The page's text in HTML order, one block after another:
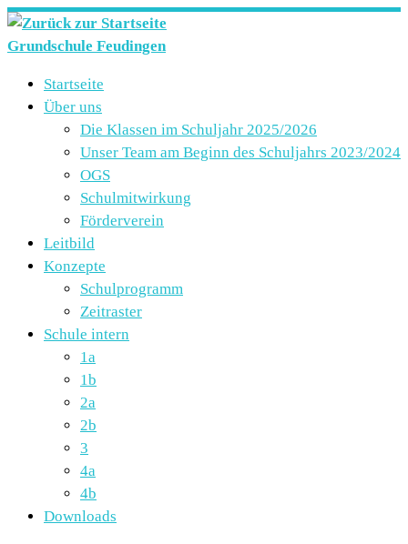
Zum
Inhalt
Grundschule Feudingen
Startseite
Über uns
Die Klassen im Schuljahr 2025/2026
Unser Team am Beginn des Schuljahrs 2023/2024
OGS
Schulmitwirkung
Förderverein
Leitbild
Konzepte
Schulprogramm
Zeitraster
Schule intern
1a
1b
2a
2b
3
4a
4b
Downloads